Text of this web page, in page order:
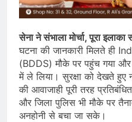
सेना ने संभाला मोर्चा, पूरा इलाका
घटना की जानकारी मिलते ही
(BDDS) मौके पर पहुंच गया
में ले लिया। सुरक्षा को देखते हुए
की आवाजाही पूरी तरह
और जिला पुलिस भी मौके पर
अनहोनी से बचा जा सके।